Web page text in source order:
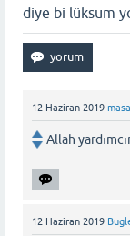
diye bi lüksum
12 Haziran 2019
Allah
12 Haziran 2019